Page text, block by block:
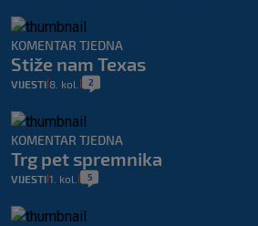
KOMENTAR TJEDNA
Stiže nam Texas
VIJESTI 8. kol. 2
KOMENTAR TJEDNA
Trg pet spremnika
VIJESTI 1. kol. 5